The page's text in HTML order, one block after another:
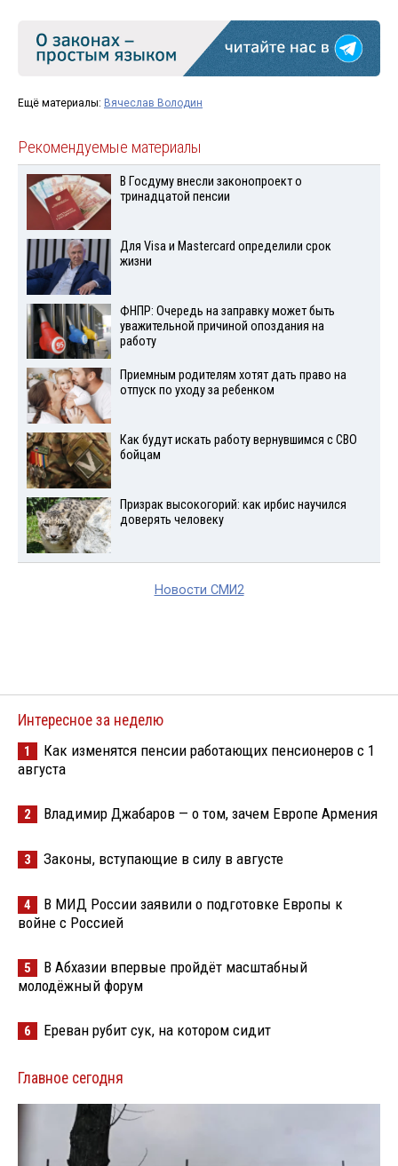
Ещё материалы: Вячеслав Володин
Рекомендуемые материалы
В Госдуму внесли законопроект о
тринадцатой пенсии
Для Visа и Mastercard определили срок
жизни
ФНПР: Очередь на заправку может быть
уважительной причиной опоздания на
работу
Приемным родителям хотят дать право на
отпуск по уходу за ребенком
Как будут искать работу вернувшимся с СВО
бойцам
Призрак высокогорий: как ирбис научился
доверять человеку
Новости СМИ2
Интересное за неделю
1
Как изменятся пенсии работающих пенсионеров с 1
августа
2 Владимир Джабаров — о том, зачем Европе Армения
3 Законы, вступающие в силу в августе
4
В МИД России заявили о подготовке Европы к
войне с Россией
5
В Абхазии впервые пройдёт масштабный
молодёжный форум
6 Ереван рубит сук, на котором сидит
Главное сегодня